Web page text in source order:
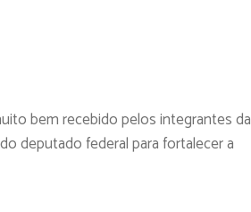
bem recebido pelos integrantes da
deputado federal para fortalecer a